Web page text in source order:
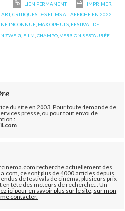
LIEN PERMANENT
IMPRIMER
ART,CRITIQUES DES FILMS A L'AFFICHE EN 2022
INCONNUE, MAX OPHÜLS, FESTIVAL DE
ZWEIG FILM ,CHAMPO ,VERSION RESTAURÉE
du site en 2003. Pour toute demande de
presse, ou pour tout envoi de
:
recherche actuellement des
ce sont plus de 4000 articles depuis
de festivals de cinéma, plusieurs prix
tête des moteurs de recherche... Un
ici pour en savoir plus sur le site, sur mon
contacter.